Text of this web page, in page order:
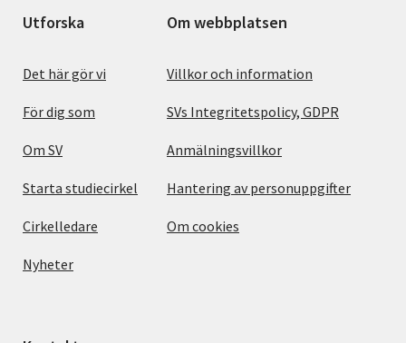
Utforska
Det här gör vi
För dig som
Om SV
Starta studiecirkel
Cirkelledare
Nyheter
Om webbplatsen
Villkor och information
SVs Integritetspolicy, GDPR
Anmälningsvillkor
Hantering av personuppgifter
Om cookies